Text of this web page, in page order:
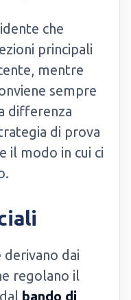
che
principali
mentre
sempre
differenza
di prova
il modo in cui ci
dai
regolano il
bando di